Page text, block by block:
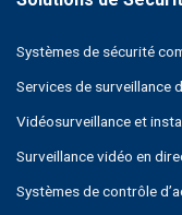
Systèmes de sécurité
Services de surveillance
Vidéosurveillance et
Surveillance vidéo en
Systèmes de contrôle